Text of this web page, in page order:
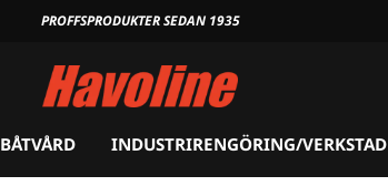
PROFFSPRODUKTER SEDAN 1935
BÅTVÅRD INDUSTRIRENGÖRING/VERKSTAD